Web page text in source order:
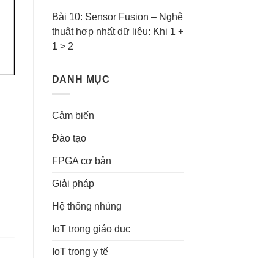
Bài 10: Sensor Fusion – Nghệ
thuật hợp nhất dữ liệu: Khi 1 +
1 > 2
DANH MỤC
Cảm biến
Đào tạo
FPGA cơ bản
Giải pháp
Hệ thống nhúng
IoT trong giáo dục
IoT trong y tế